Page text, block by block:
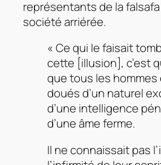
représentants de la
société arriérée.
« Ce qui le faisait
cette [illusion], c’est
que tous les
doués d’un naturel
d’une intelligence
d’une âme ferme.
Il ne connaissait pas